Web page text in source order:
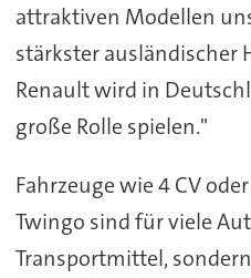
attraktiven Modellen
stärkster ausländischer
Renault wird in
große Rolle spielen."
Fahrzeuge wie 4 CV
Twingo sind für viele
Transportmittel,